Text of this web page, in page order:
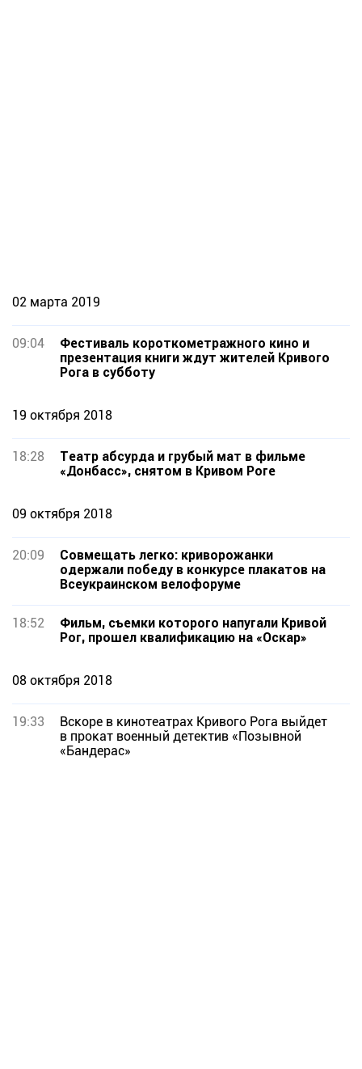
02 марта 2019
09:04
Фестиваль короткометражного кино и
презентация книги ждут жителей Кривого
Рога в субботу
19 октября 2018
18:28
Театр абсурда и грубый мат в фильме
«Донбасс», снятом в Кривом Роге
09 октября 2018
20:09
Совмещать легко: криворожанки
одержали победу в конкурсе плакатов на
Всеукраинском велофоруме
18:52
Фильм, съемки которого напугали Кривой
Рог, прошел квалификацию на «Оскар»
08 октября 2018
19:33
Вскоре в кинотеатрах Кривого Рога выйдет
в прокат военный детектив «Позывной
«Бандерас»